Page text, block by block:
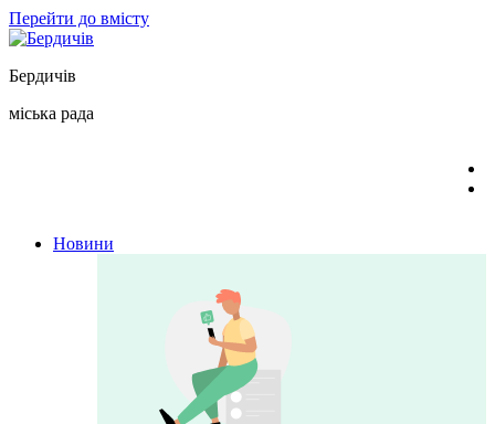
Перейти до вмісту
Бердичів
міська рада
Новини